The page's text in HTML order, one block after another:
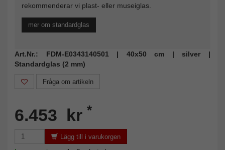
rekommenderar vi plast- eller museiglas.
mer om standardglas
Art.Nr.: FDM-E0343140501 | 40x50 cm | silver |
Standardglas (2 mm)
Fråga om artikeln
6.453 kr *
Lägg till i varukorgen